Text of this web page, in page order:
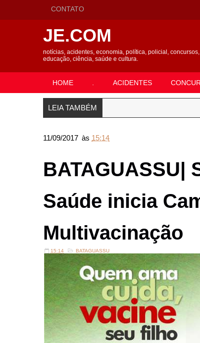
CONTATO
JE.COM
notícias, acidentes, economia, política, policial,
educação, ciência, saúde e cultura.
HOME ACIDENTES
LEIA TAMBÉM
11/09/2017 às 15:14
BATAGUASSU|
Saúde inicia
Multivacinação
15:14 BATAGUASSU